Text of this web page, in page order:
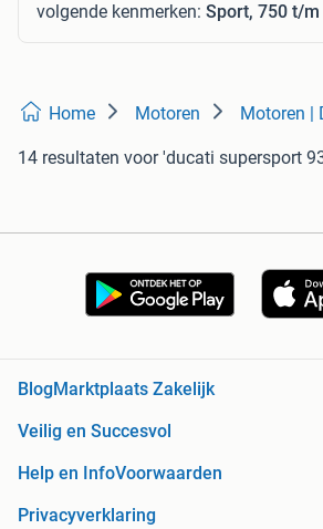
volgende kenmerken: Sport, 750 t/m
Home Motoren Motoren |
14 resultaten voor 'ducati supersport
Blog Marktplaats Zakelijk
Veilig en Succesvol
Help en InfoVoorwaarden
Privacyverklaring